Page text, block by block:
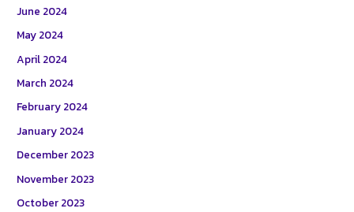
June 2024
May 2024
April 2024
March 2024
February 2024
January 2024
December 2023
November 2023
October 2023